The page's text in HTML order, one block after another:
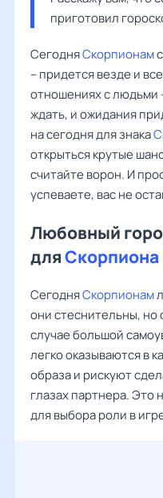
приготовил
СегодняСкорпионам
– придется везде и
отношениях с людьми
ждать, и ожидания
на сегодня для знака
открыться крутые
считайте ворон. И
успеваете, вас не
Любовный
дляСкорпиона
СегодняСкорпионам
они стеснительны, но
случае большой
легко оказываются в
образа и рискуют
глазах партнера. Это
для выбора роли в